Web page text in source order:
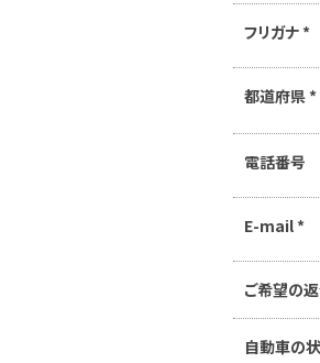
フリガナ *
都道府県 *
電話番号
E-mail *
ご希望の
自動車の